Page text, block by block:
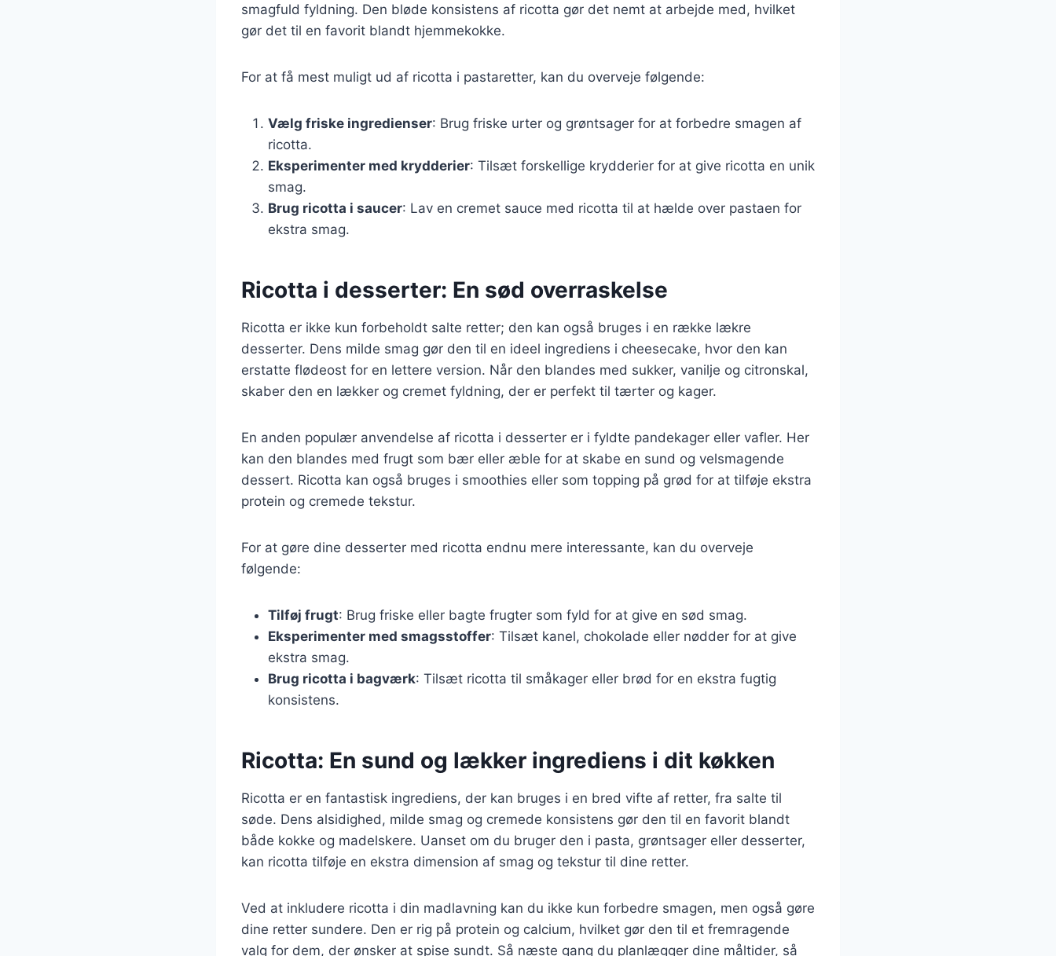
smagfuld fyldning. Den bløde konsistens af ricotta gør det nemt at arbejde med, hvilket
gør det til en favorit blandt hjemmekokke.
For at få mest muligt ud af ricotta i pastaretter, kan du overveje følgende:
Vælg friske ingredienser: Brug friske urter og grøntsager for at forbedre smagen af
ricotta.
Eksperimenter med krydderier: Tilsæt forskellige krydderier for at give ricotta en unik
smag.
Brug ricotta i saucer: Lav en cremet sauce med ricotta til at hælde over pastaen for
ekstra smag.
Ricotta i desserter: En sød overraskelse
Ricotta er ikke kun forbeholdt salte retter; den kan også bruges i en række lækre
desserter. Dens milde smag gør den til en ideel ingrediens i cheesecake, hvor den kan
erstatte flødeost for en lettere version. Når den blandes med sukker, vanilje og citronskal,
skaber den en lækker og cremet fyldning, der er perfekt til tærter og kager.
En anden populær anvendelse af ricotta i desserter er i fyldte pandekager eller vafler. Her
kan den blandes med frugt som bær eller æble for at skabe en sund og velsmagende
dessert. Ricotta kan også bruges i smoothies eller som topping på grød for at tilføje ekstra
protein og cremede tekstur.
For at gøre dine desserter med ricotta endnu mere interessante, kan du overveje
følgende:
Tilføj frugt: Brug friske eller bagte frugter som fyld for at give en sød smag.
Eksperimenter med smagsstoffer: Tilsæt kanel, chokolade eller nødder for at give
ekstra smag.
Brug ricotta i bagværk: Tilsæt ricotta til småkager eller brød for en ekstra fugtig
konsistens.
Ricotta: En sund og lækker ingrediens i dit køkken
Ricotta er en fantastisk ingrediens, der kan bruges i en bred vifte af retter, fra salte til
søde. Dens alsidighed, milde smag og cremede konsistens gør den til en favorit blandt
både kokke og madelskere. Uanset om du bruger den i pasta, grøntsager eller desserter,
kan ricotta tilføje en ekstra dimension af smag og tekstur til dine retter.
Ved at inkludere ricotta i din madlavning kan du ikke kun forbedre smagen, men også gøre
dine retter sundere. Den er rig på protein og calcium, hvilket gør den til et fremragende
valg for dem, der ønsker at spise sundt. Så næste gang du planlægger dine måltider, så